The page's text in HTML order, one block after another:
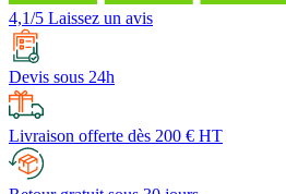
4,1/5 Laissez un avis
Devis sous 24h
Livraison offerte dès 200 € HT